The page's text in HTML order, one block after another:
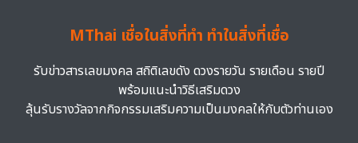
MThai เชื่อในสิ่งที่ทำ ทำในสิ่งที่เชื่อ
รับข่าวสารเลขมงคล สถิติเลขดัง ดวงรายวัน รายเดือน รายปี
พร้อมแนะนำวิธีเสริมดวง
ลุ้นรับรางวัลจากกิจกรรมเสริมความเป็นมงคลให้กับตัวท่านเอง